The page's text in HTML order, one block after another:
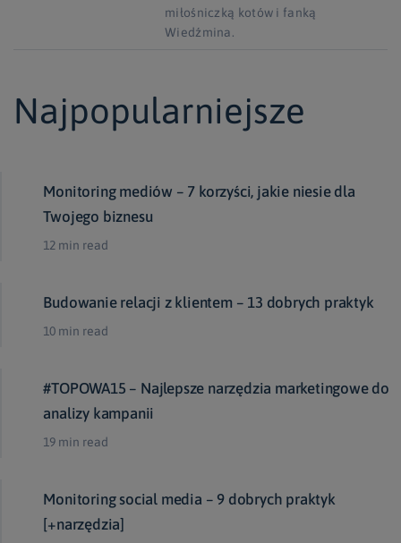
miłośniczką kotów i fanką
Wiedźmina.
Najpopularniejsze
Monitoring mediów – 7 korzyści, jakie niesie dla
Twojego biznesu
12 min read
Budowanie relacji z klientem – 13 dobrych praktyk
10 min read
#TOPOWA15 – Najlepsze narzędzia marketingowe do
analizy kampanii
19 min read
Monitoring social media – 9 dobrych praktyk
[+narzędzia]